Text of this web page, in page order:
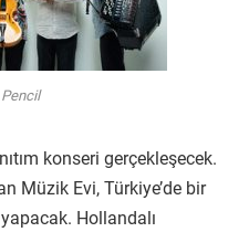
konseri gerçekleşecek.
Müzik Evi, Türkiye’de bir
Hollandalı